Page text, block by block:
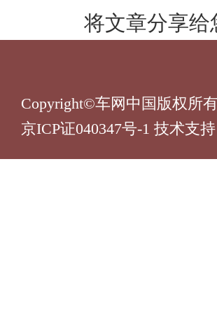
将文章分享给
Copyright©车网中国版权所有
京ICP证040347号-1 技术支持